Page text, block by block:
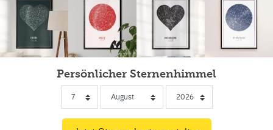
Persönlicher Sternenhimmel